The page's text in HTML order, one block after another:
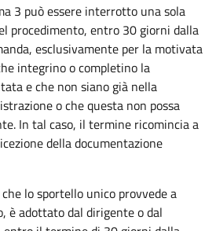
3 può essere interrotto una sola
procedimento, entro 30 giorni dalla
esclusivamente per la motivata
integrino o completino la
e che non siano già nella
o che questa non possa
In tal caso, il termine ricomincia a
della documentazione
lo sportello unico provvede a
è adottato dal dirigente o dal